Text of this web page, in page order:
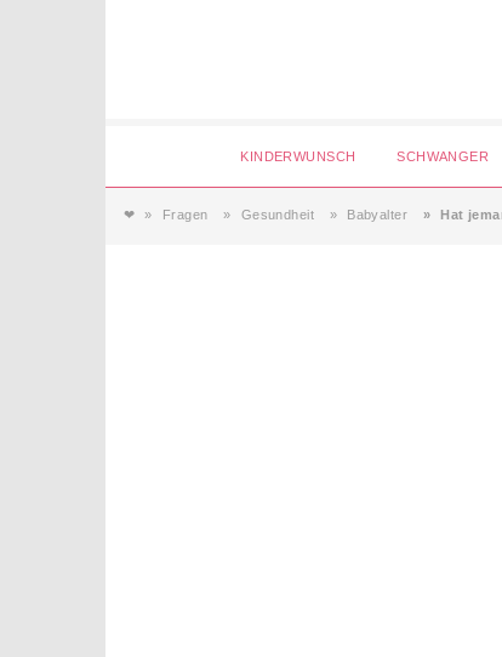
KINDERWUNSCH SCHWANGER
❤ Fragen Gesundheit Babyalter Hat